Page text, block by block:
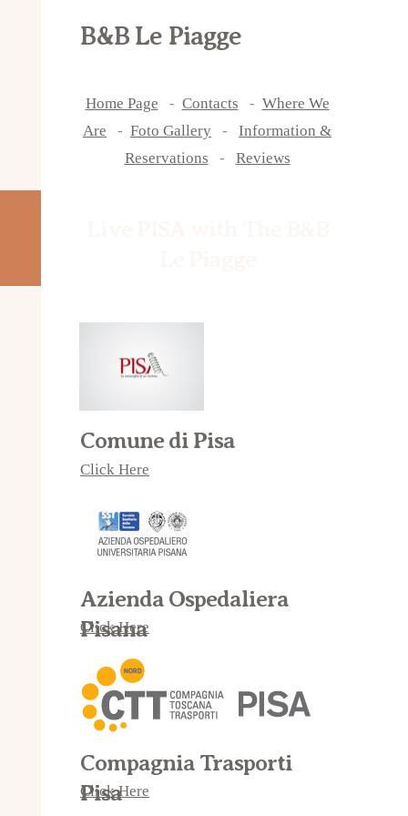
B&B Le Piagge
Home Page - Contacts - Where We
Are - Foto Gallery - Information &
Reservations - Reviews
Azienda Ospedaliera
Pisana
Compagnia Trasporti
Pisa
Comune di Pisa
Click Here
Click Here
Click Here